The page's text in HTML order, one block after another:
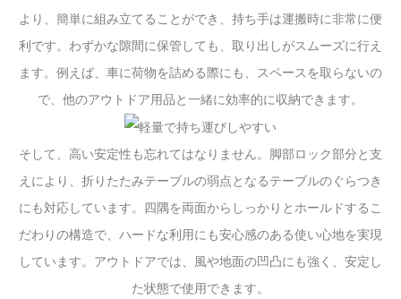
より、簡単に組み立てることができ、持ち手は運搬時に非常に便
利です。わずかな隙間に保管しても、取り出しがスムーズに行え
ます。例えば、車に荷物を詰める際にも、スペースを取らないの
で、他のアウトドア用品と一緒に効率的に収納できます。
そして、 高い安定性も忘れてはなりません。脚部ロック部分と支
えにより、折りたたみテーブルの弱点となるテーブルのぐらつき
にも対応しています。四隅を両面からしっかりとホールドするこ
だわりの構造で、ハードな利用にも安心感のある使い心地を実現
しています。アウトドアでは、風や地面の凹凸にも強く、安定し
た状態で使用できます。